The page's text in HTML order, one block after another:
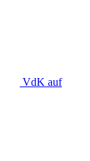
VdK auf